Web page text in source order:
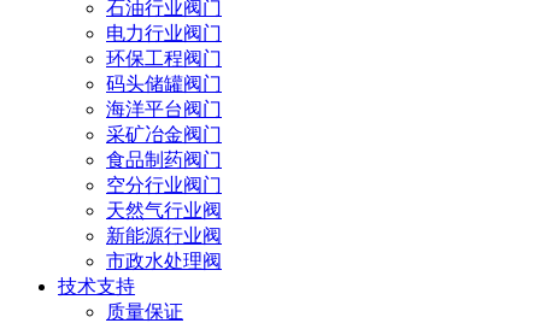
石油行业阀门
电力行业阀门
环保工程阀门
码头储罐阀门
海洋平台阀门
采矿冶金阀门
食品制药阀门
空分行业阀门
天然气行业阀
新能源行业阀
市政水处理阀
技术支持
质量保证